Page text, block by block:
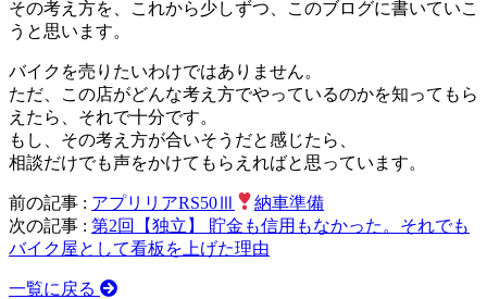
その考え方を、これから少しずつ、このブログに書いていこ
うと思います。
バイクを売りたいわけではありません。
ただ、この店がどんな考え方でやっているのかを知ってもら
えたら、それで十分です。
もし、その考え方が合いそうだと感じたら、
相談だけでも声をかけてもらえればと思っています。
前の記事 : アプリリアRS50Ⅲ
納車準備
次の記事 : 第2回【独立】 貯金も信用もなかった。それでも
バイク屋として看板を上げた理由
一覧に戻る